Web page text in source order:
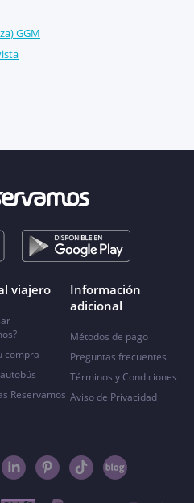
GGM
viajero
compra
Reservamos
Información
adicional
Métodos de pago
Preguntas frecuentes
Términos y Condiciones
Aviso de Privacidad